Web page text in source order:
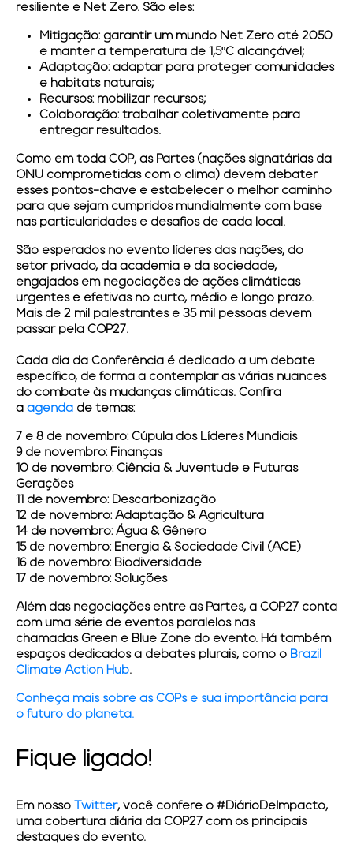
resiliente e Net Zero. São eles:
Mitigação: garantir um mundo Net Zero até 2050
e manter a temperatura de 1,5ºC alcançável;
Adaptação: adaptar para proteger comunidades
e habitats naturais;
Recursos: mobilizar recursos;
Colaboração: trabalhar coletivamente para
entregar resultados.
Como em toda COP, as Partes(nações signatárias da
ONU comprometidas com o clima) devem debater
esses pontos-chave e estabelecer o melhor caminho
para que sejam cumpridos mundialmente com base
nas particularidades e desafios de cada local.
São esperados no evento líderes das nações, do
setor privado, da academia e da sociedade,
engajados em negociações de ações climáticas
urgentes e efetivas no curto, médio e longo prazo.
Mais de 2 mil palestrantes e 35 mil pessoas devem
passar pela COP27.
Cada dia da Conferência é dedicado a um debate
específico, de forma a contemplar as várias nuances
do combate às mudanças climáticas. Confira
a agenda de temas:
7 e 8 de novembro: Cúpula dos Líderes Mundiais
9 de novembro: Finanças
10 de novembro: Ciência & Juventude e Futuras
Gerações
11 de novembro: Descarbonização
12 de novembro: Adaptação & Agricultura
14 de novembro: Água & Gênero
15 de novembro: Energia & Sociedade Civil (ACE)
16 de novembro: Biodiversidade
17 de novembro: Soluções
Além das negociações entre as Partes, a COP27 conta
com uma série de eventos paralelos nas
chamadasGreen e Blue Zone do evento. Há também
espaços dedicados a debates plurais, como o Brazil
Climate Action Hub.
Conheça mais sobre as COPs e sua importância para
o futuro do planeta.
Fique ligado!
Em nosso Twitter, você confere o #DiárioDeImpacto,
uma cobertura diária da COP27 com os principais
destaques do evento.